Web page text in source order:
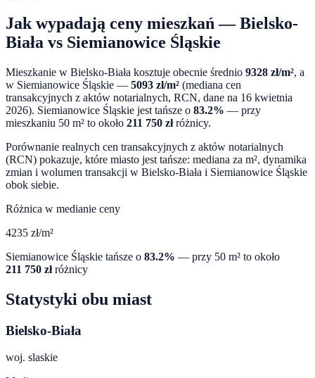
Jak wypadają ceny mieszkań —Bielsko-
Biała vs Siemianowice Śląskie
Mieszkanie w Bielsko-Biała kosztuje obecnie średnio 9328 zł/m², a
w Siemianowice Śląskie — 5093 zł/m² (mediana cen
transakcyjnych z aktów notarialnych, RCN, dane na 16 kwietnia
2026). Siemianowice Śląskie jest tańsze o 83.2% — przy
mieszkaniu 50 m² to około 211 750 złróżnicy.
Porównanie realnych cen transakcyjnych z aktów notarialnych
(RCN) pokazuje, które miasto jest tańsze: mediana za m², dynamika
zmian i wolumen transakcji w Bielsko-Biała i Siemianowice Śląskie
obok siebie.
Różnica w medianie ceny
4235 zł/m²
Siemianowice Śląskie tańsze o 83.2% — przy 50 m² to około
211 750 złróżnicy
Statystyki obu miast
Bielsko-Biała
woj. slaskie